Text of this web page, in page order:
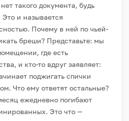
такого документа, будь
и называется
Почему в ней по чьей-
бреши? Представьте: мы
где есть
и кто-то вдруг заявляет:
поджигать спички
Что ему ответят остальные?
ежедневно погибают
Это что —